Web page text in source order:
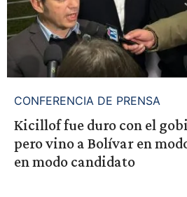
CONFERENCIA DE PRENSA
Kicillof fue duro con el
pero vino a Bolívar en
en modo candidato